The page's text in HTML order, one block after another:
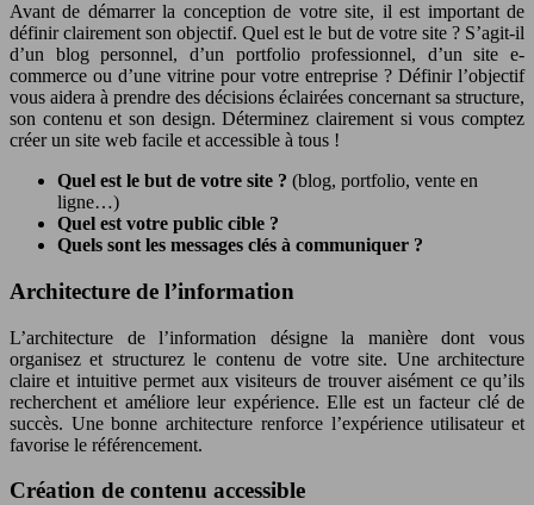
Avant de démarrer la conception de votre site, il est important de
définir clairement son objectif. Quel est le but de votre site ? S’agit-il
d’un blog personnel, d’un portfolio professionnel, d’un site e-
commerce ou d’une vitrine pour votre entreprise ? Définir l’objectif
vous aidera à prendre des décisions éclairées concernant sa structure,
son contenu et son design. Déterminez clairement si vous comptez
créer un site web facile et accessible à tous !
Quel est le but de votre site ? (blog, portfolio, vente en
ligne…)
Quel est votre public cible ?
Quels sont les messages clés à communiquer ?
Architecture de l’information
L’architecture de l’information désigne la manière dont vous
organisez et structurez le contenu de votre site. Une architecture
claire et intuitive permet aux visiteurs de trouver aisément ce qu’ils
recherchent et améliore leur expérience. Elle est un facteur clé de
succès. Une bonne architecture renforce l’expérience utilisateur et
favorise le référencement.
Création de contenu accessible